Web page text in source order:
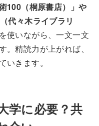
100（桐原書店）」や
代々木ライブラリ
使いながら、一文一文
。精読力が上がれば、
いきます。
学に必要？共